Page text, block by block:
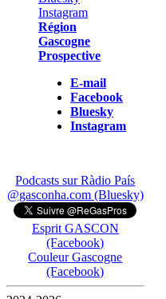
Région
Gascogne
Prospective
E-mail
Facebook
Bluesky
Instagram
Podcasts sur Ràdio País
@gasconha.com (Bluesky)
Esprit GASCON
(Facebook)
Couleur Gascogne
(Facebook)